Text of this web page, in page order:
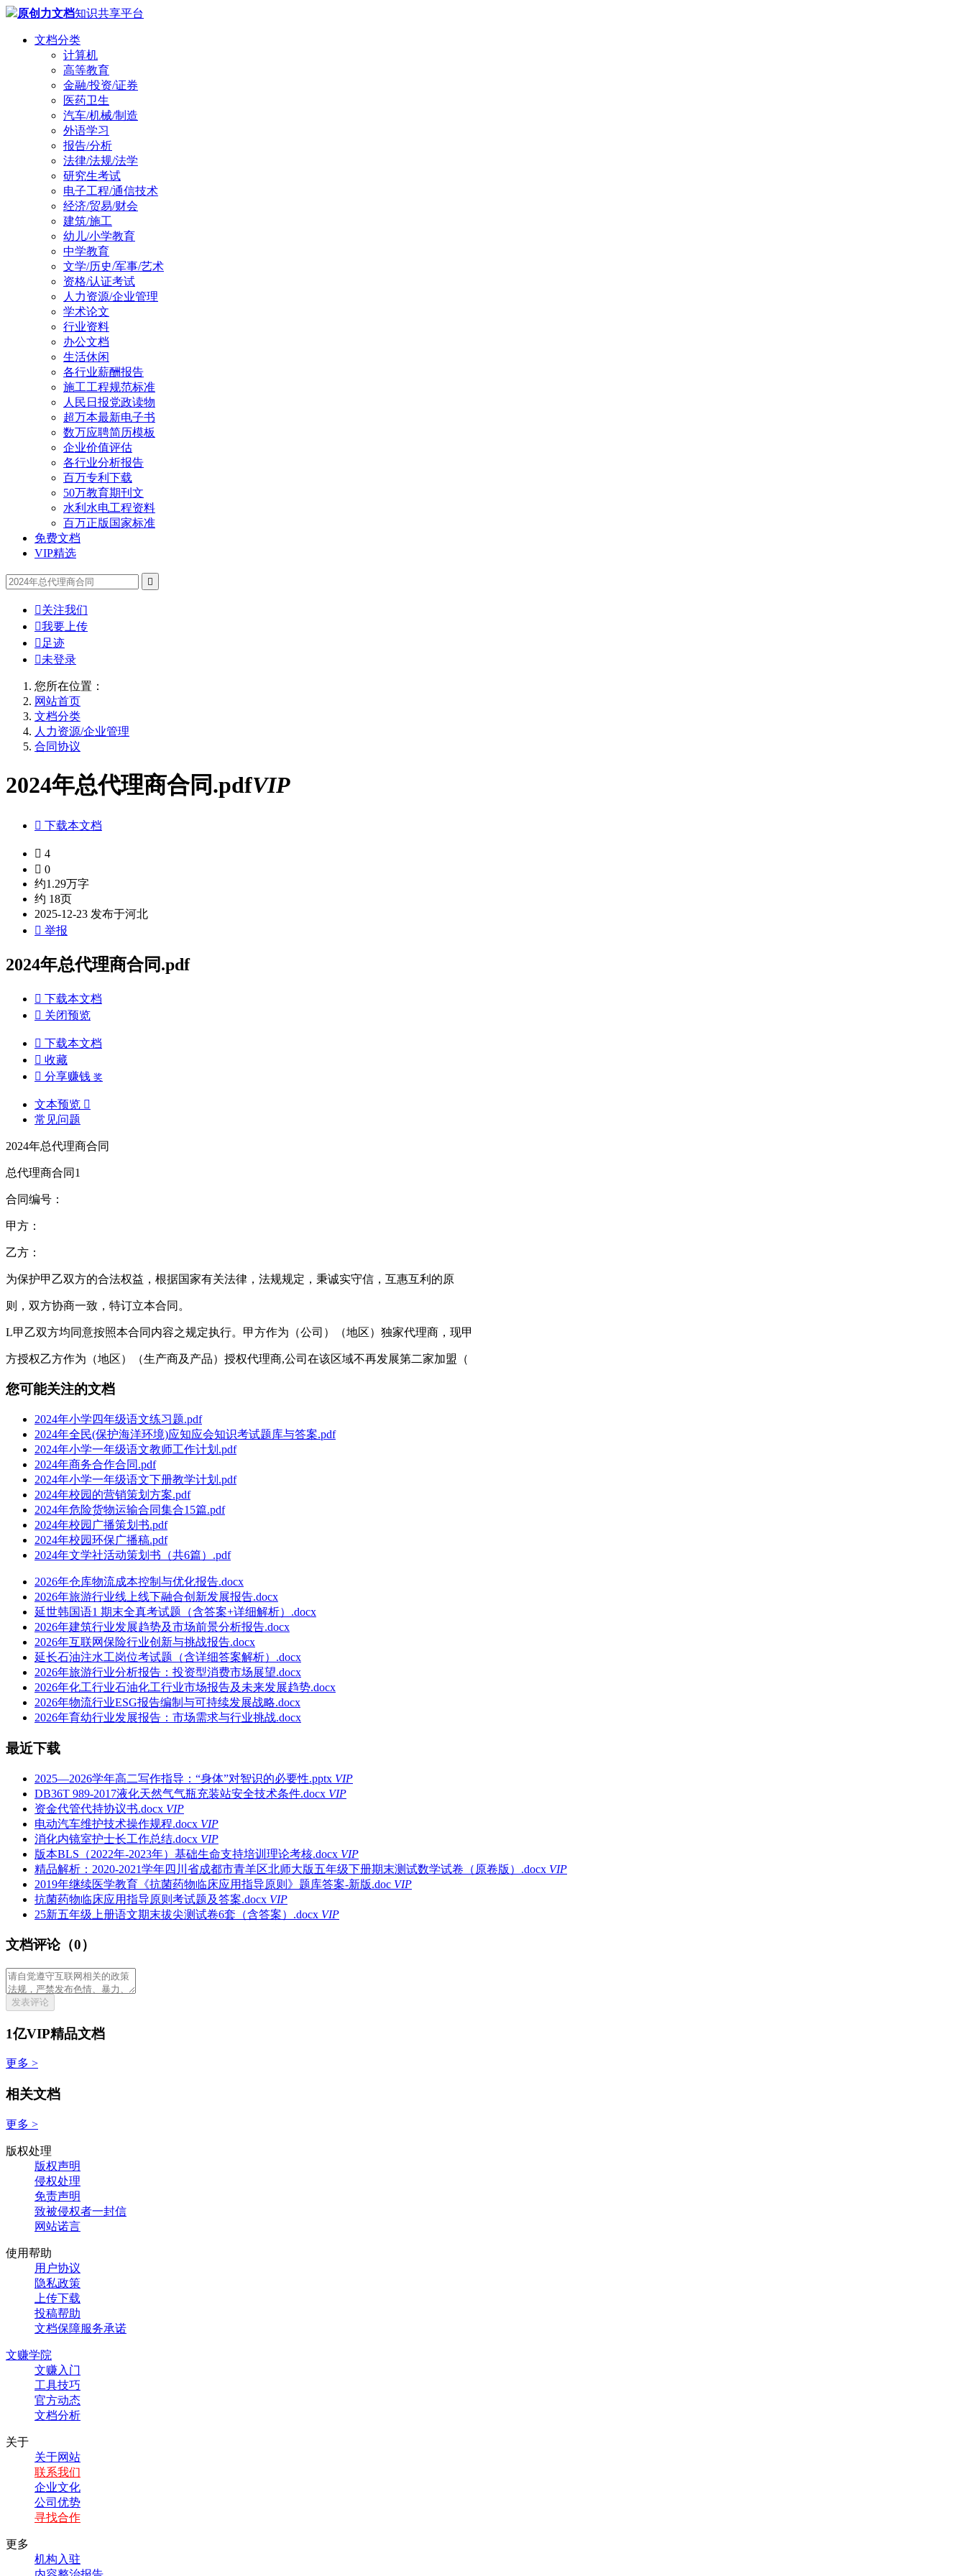
原创力文档知识共享平台
文档分类
计算机
高等教育
金融/投资/证券
医药卫生
汽车/机械/制造
外语学习
报告/分析
法律/法规/法学
研究生考试
电子工程/通信技术
经济/贸易/财会
建筑/施工
幼儿/小学教育
中学教育
文学/历史/军事/艺术
资格/认证考试
人力资源/企业管理
学术论文
行业资料
办公文档
生活休闲
各行业薪酬报告
施工工程规范标准
人民日报党政读物
超万本最新电子书
数万应聘简历模板
企业价值评估
各行业分析报告
百万专利下载
50万教育期刊文
水利水电工程资料
百万正版国家标准
免费文档
VIP精选

关注我们
我要上传
 足迹
未登录
您所在位置：
网站首页
文档分类
人力资源/企业管理
合同协议
2024年总代理商合同.pdfVIP
 下载本文档
 4
 0
约1.29万字
约 18页
2025-12-23 发布于河北
 举报
2024年总代理商合同.pdf
 下载本文档
 关闭预览
 下载本文档
 收藏
 分享赚钱 奖
文本预览 
常见问题
2024年总代理商合同
总代理商合同1
合同编号：
甲方：
乙方：
为保护甲乙双方的合法权益，根据国家有关法律，法规规定，秉诚实守信，互惠互利的原
则，双方协商一致，特订立本合同。
L甲乙双方均同意按照本合同内容之规定执行。甲方作为（公司）（地区）独家代理商，现甲
方授权乙方作为（地区）（生产商及产品）授权代理商,公司在该区域不再发展第二家加盟（
您可能关注的文档
2024年小学四年级语文练习题.pdf
2024年全民(保护海洋环境)应知应会知识考试题库与答案.pdf
2024年小学一年级语文教师工作计划.pdf
2024年商务合作合同.pdf
2024年小学一年级语文下册教学计划.pdf
2024年校园的营销策划方案.pdf
2024年危险货物运输合同集合15篇.pdf
2024年校园广播策划书.pdf
2024年校园环保广播稿.pdf
2024年文学社活动策划书（共6篇）.pdf
2026年仓库物流成本控制与优化报告.docx
2026年旅游行业线上线下融合创新发展报告.docx
延世韩国语1 期末全真考试题（含答案+详细解析）.docx
2026年建筑行业发展趋势及市场前景分析报告.docx
2026年互联网保险行业创新与挑战报告.docx
延长石油注水工岗位考试题（含详细答案解析）.docx
2026年旅游行业分析报告：投资型消费市场展望.docx
2026年化工行业石油化工行业市场报告及未来发展趋势.docx
2026年物流行业ESG报告编制与可持续发展战略.docx
2026年育幼行业发展报告：市场需求与行业挑战.docx
最近下载
2025—2026学年高二写作指导：“身体”对智识的必要性.pptx VIP
DB36T 989-2017液化天然气气瓶充装站安全技术条件.docx VIP
资金代管代持协议书.docx VIP
电动汽车维护技术操作规程.docx VIP
消化内镜室护士长工作总结.docx VIP
版本BLS（2022年-2023年）基础生命支持培训理论考核.docx VIP
精品解析：2020-2021学年四川省成都市青羊区北师大版五年级下册期末测试数学试卷（原卷版）.docx VIP
2019年继续医学教育《抗菌药物临床应用指导原则》题库答案-新版.doc VIP
抗菌药物临床应用指导原则考试题及答案.docx VIP
25新五年级上册语文期末拔尖测试卷6套（含答案）.docx VIP
文档评论（0）
发表评论
1亿VIP精品文档
更多 >
相关文档
更多 >
版权处理
版权声明
侵权处理
免责声明
致被侵权者一封信
网站诺言
使用帮助
用户协议
隐私政策
上传下载
投稿帮助
文档保障服务承诺
文赚学院
文赚入门
工具技巧
官方动态
文档分析
关于
关于网站
联系我们
企业文化
公司优势
寻找合作
更多
机构入驻